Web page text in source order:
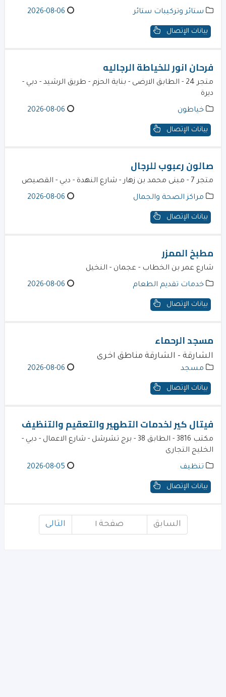
ستائر وتركيبات ستائر 2026-08-06
بيانات الإتصال
فرحان انور للخياطة الرجاليه
متجر 24 - الطابق الارضى - بناية الحزم - طريق الرشيد - دبي -
ديرة
خياطون 2026-08-06
بيانات الإتصال
صالون رعبوب للرجال
متجر 7 - مبنى محمد بن زهار - شارع النهدة - دبي - القصيص
مراكز الصحة والجمال 2026-08-06
بيانات الإتصال
مطبخ الممزر
شارع عمر بن الخطاب - عجمان - النخيل
خدمات تقديم الطعام 2026-08-06
بيانات الإتصال
مسجد الرحماء
الشارقة - الشارقة مناطق اخرى
مسجد 2026-08-06
بيانات الإتصال
فيتال كير لخدمات التطهير والتعقيم والتنظيف
مكتب 3816 - الطابق 38 - برج تشرشل - شارع الاعمال - دبي -
الخليج التجارى
تنظيف 2026-08-05
بيانات الإتصال
السابق صفحة ١ التالى